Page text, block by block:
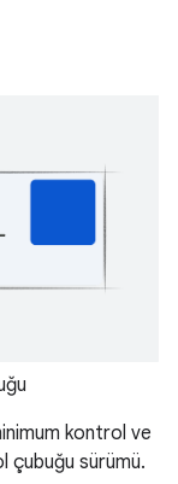
kontrol ve
çubuğu sürümü.